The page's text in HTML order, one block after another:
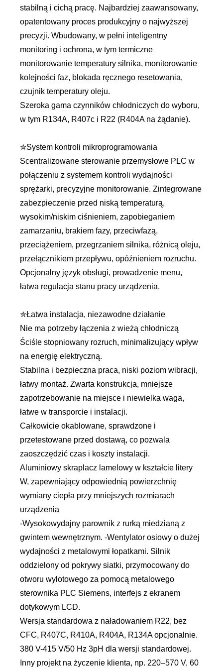
stabilną i cichą pracę. Najbardziej zaawansowany,
opatentowany proces produkcyjny o najwyższej
precyzji. Wbudowany, w pełni inteligentny
monitoring i ochrona, w tym termiczne
monitorowanie temperatury silnika, monitorowanie
kolejności faz, blokada ręcznego resetowania,
czujnik temperatury oleju.
Szeroka gama czynników chłodniczych do wyboru,
w tym R134A, R407c i R22 (R404A na żądanie).
✮System kontroli mikroprogramowania
Scentralizowane sterowanie przemysłowe PLC w
połączeniu z systemem kontroli wydajności
sprężarki, precyzyjne monitorowanie. Zintegrowane
zabezpieczenie przed niską temperaturą,
wysokim/niskim ciśnieniem, zapobieganiem
zamarzaniu, brakiem fazy, przeciwfazą,
przeciążeniem, przegrzaniem silnika, różnicą oleju,
przełącznikiem przepływu, opóźnieniem rozruchu.
Opcjonalny język obsługi, prowadzenie menu,
łatwa regulacja stanu pracy urządzenia.
✮Łatwa instalacja, niezawodne działanie
Nie ma potrzeby łączenia z wieżą chłodniczą
Ściśle stopniowany rozruch, minimalizujący wpływ
na energię elektryczną.
Stabilna i bezpieczna praca, niski poziom wibracji,
łatwy montaż. Zwarta konstrukcja, mniejsze
zapotrzebowanie na miejsce i niewielka waga,
łatwe w transporcie i instalacji.
Całkowicie okablowane, sprawdzone i
przetestowane przed dostawą, co pozwala
zaoszczędzić czas i koszty instalacji.
Aluminiowy skraplacz lamelowy w kształcie litery
W, zapewniający odpowiednią powierzchnię
wymiany ciepła przy mniejszych rozmiarach
urządzenia
-Wysokowydajny parownik z rurką miedzianą z
gwintem wewnętrznym. -Wentylator osiowy o dużej
wydajności z metalowymi łopatkami. Silnik
oddzielony od pokrywy siatki, przymocowany do
otworu wylotowego za pomocą metalowego
sterownika PLC Siemens, interfejs z ekranem
dotykowym LCD.
Wersja standardowa z naładowaniem R22, bez
CFC, R407C, R410A, R404A, R134A opcjonalnie.
380 V-415 V/50 Hz 3pH dla wersji standardowej.
Inny projekt na życzenie klienta, np. 220–570 V, 60